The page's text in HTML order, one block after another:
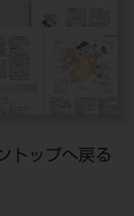
トップへ戻る